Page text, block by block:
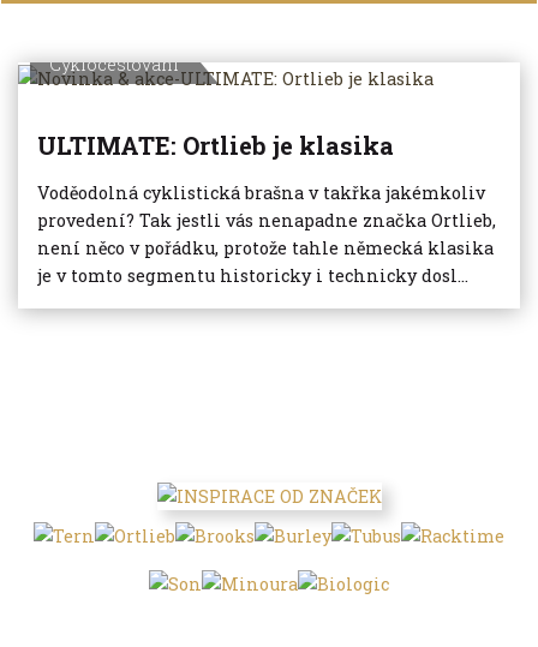
Cyklocestování
ULTIMATE: Ortlieb je klasika
Voděodolná cyklistická brašna v takřka jakémkoliv
provedení? Tak jestli vás nenapadne značka Ortlieb,
není něco v pořádku, protože tahle německá klasika
je v tomto segmentu historicky i technicky dosl...